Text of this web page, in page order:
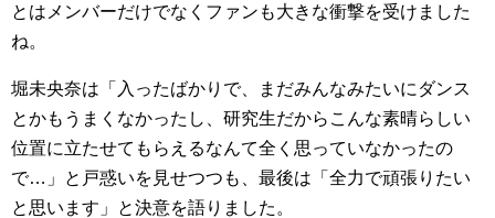
とはメンバーだけでなくファンも大きな衝撃を受けました
ね。
堀未央奈は「入ったばかりで、まだみんなみたいにダンス
とかもうまくなかったし、研究生だからこんな素晴らしい
位置に立たせてもらえるなんて全く思っていなかったの
で…」と戸惑いを見せつつも、最後は「全力で頑張りたい
と思います」と決意を語りました。